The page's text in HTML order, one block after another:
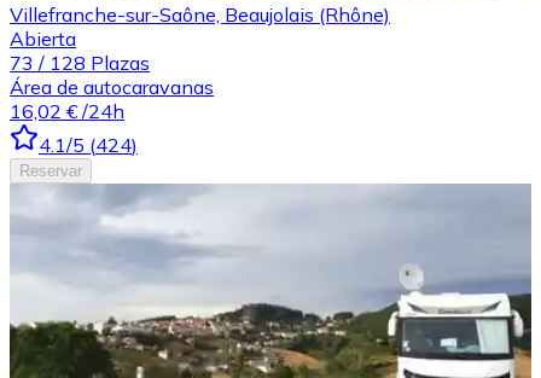
Villefranche-sur-Saône, Beaujolais (Rhône)
Abierta
73 / 128 Plazas
Área de autocaravanas
16,02 € /24h
4.1/5 (424)
Reservar